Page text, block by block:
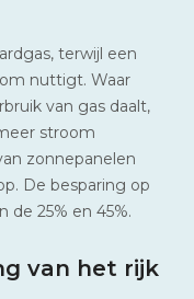
terwijl een
nuttigt. Waar
van gas daalt,
stroom
zonnepanelen
De besparing op
de 25% en 45%.
van het rijk